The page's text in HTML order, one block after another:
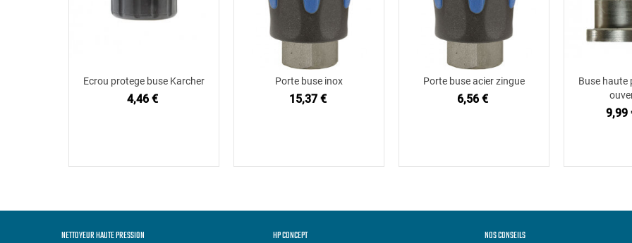
Ajouter au panier
Ecrou protege buse Karcher
4,46 €
Ajouter au panier
Porte buse inox
15,37 €
Ajouter au panier
Porte buse acier zingue
6,56 €
Buse haute
9,99
NETTOYEUR HAUTE PRESSION HP CONCEPT NOS CONSEILS